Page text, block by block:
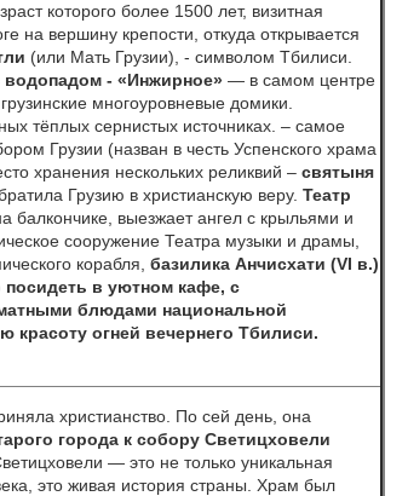
которого более 1500 лет, визитная
на вершину крепости, откуда открывается
(или Мать Грузии), - символом Тбилиси.
- «Инжирное» — в самом центре
многоуровневые домики.
тёплых сернистых источниках. – самое
Грузии (назван в честь Успенского храма
хранения нескольких реликвий – святыня
Грузию в христианскую веру. Театр
балкончике, выезжает ангел с крыльями и
сооружение Театра музыки и драмы,
корабля, базилика Анчисхати (VI в.)
в уютном кафе, с
блюдами национальной
красоту огней вечернего Тбилиси.
христианство. По сей день, она
города к собору Светицховели
— это не только уникальная
это живая история страны. Храм был